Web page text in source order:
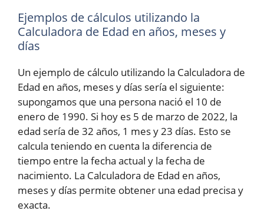
Ejemplos de cálculos utilizando la
Calculadora de Edad en años, meses y
días
Un ejemplo de cálculo utilizando la Calculadora de
Edad en años, meses y días sería el siguiente:
supongamos que una persona nació el 10 de
enero de 1990. Si hoy es 5 de marzo de 2022, la
edad sería de 32 años, 1 mes y 23 días. Esto se
calcula teniendo en cuenta la diferencia de
tiempo entre la fecha actual y la fecha de
nacimiento. La Calculadora de Edad en años,
meses y días permite obtener una edad precisa y
exacta.